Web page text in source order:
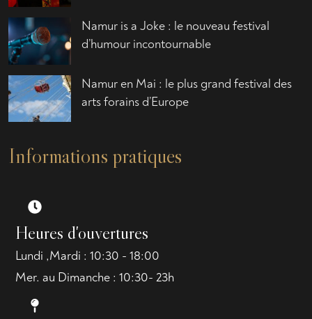
Namur is a Joke : le nouveau festival
d’humour incontournable
Namur en Mai : le plus grand festival des
arts forains d’Europe
Informations pratiques
Heures d'ouvertures
Lundi ,Mardi : 10:30 - 18:00
Mer. au Dimanche : 10:30- 23h